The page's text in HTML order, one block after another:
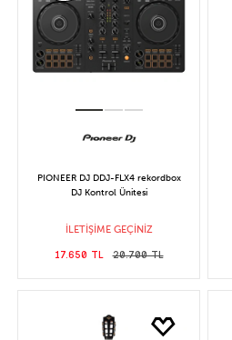
PIONEER DJ DDJ-FLX4 rekordbox
DJ Kontrol Ünitesi
İLETİŞİME GEÇİNİZ
17.650 TL 20.700 TL